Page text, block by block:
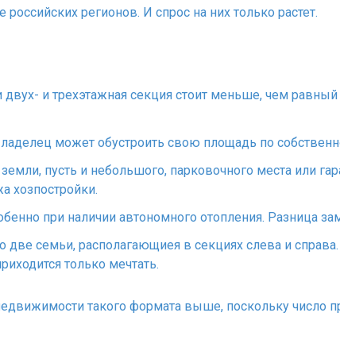
регионов. И спрос на них только растет.
двух- и трехэтажная секция стоит меньше, чем
может обустроить свою площадь по
пусть и небольшого, парковочного места или
хозпостройки.
при наличии автономного отопления. Разница
семьи, располагающиея в секциях слева и
только мечтать.
такого формата выше, поскольку число